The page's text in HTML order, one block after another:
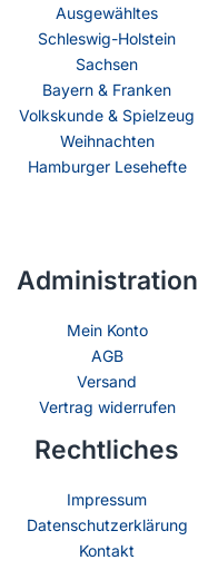
Ausgewähltes
Schleswig-Holstein
Sachsen
Bayern & Franken
Volkskunde & Spielzeug
Weihnachten
Hamburger Lesehefte
Administration
Mein Konto
AGB
Versand
Vertrag widerrufen
Rechtliches
Impressum
Datenschutzerklärung
Kontakt